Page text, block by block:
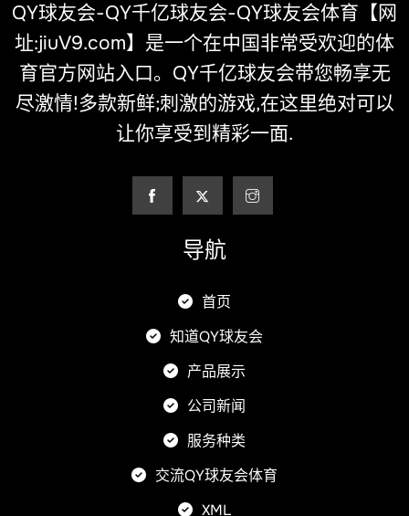
QY球友会-QY千亿球友会-QY球友会体育【网
址:jiuV9.com】是一个在中国非常受欢迎的体
育官方网站入口。QY千亿球友会带您畅享无
尽激情!多款新鲜;刺激的游戏,在这里绝对可以
让你享受到精彩一面.
导航
首页
知道QY球友会
产品展示
公司新闻
服务种类
交流QY球友会体育
XML